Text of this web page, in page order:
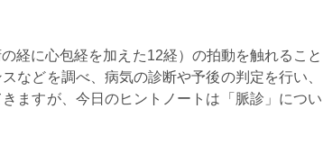
経に心包経を加えた12経）の拍動を触れること
などを調べ、病気の診断や予後の判定を行い、
ますが、今日のヒントノートは「脈診」につい